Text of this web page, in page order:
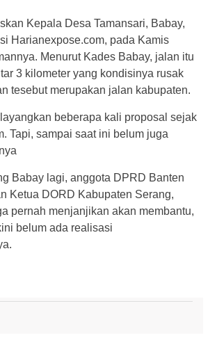
Kepala Desa Tamansari, Babay,
Harianexpose.com, pada Kamis
Menurut Kades Babay, jalan itu
3 kilometer yang kondisinya rusak
tesebut merupakan jalan kabupaten.
beberapa kali proposal sejak
Tapi, sampai saat ini belum juga
Babay lagi, anggota DPRD Banten
Ketua DORD Kabupaten Serang,
pernah menjanjikan akan membantu,
belum ada realisasi